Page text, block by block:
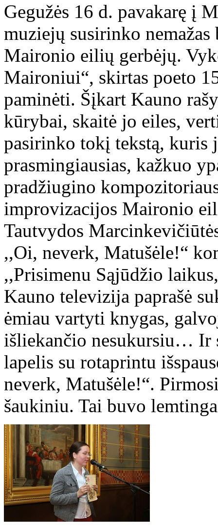
Gegužės 16 d. pavakarę į
muziejų susirinko
Maironio eilių gerbėjų.
Maironiui“, skirtas poeto
paminėti. Šįkart Kauno
kūrybai, skaitė jo eiles,
pasirinko tokį tekstą, kuris
prasmingiausias, kažkuo
pradžiugino
improvizacijos Maironio
Tautvydos
,,Oi, neverk, Matušėle!“
,,Prisimenu Sąjūdžio
Kauno televizija paprašė
ėmiau vartyti knygas,
išliekančio nesukursiu… Ir
lapelis su rotaprintu
neverk, Matušėle!“.
šaukiniu. Tai buvo